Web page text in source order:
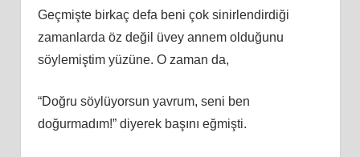
Geçmişte birkaç defa beni çok sinirlendirdiği
zamanlarda öz değil üvey annem olduğunu
söylemiştim yüzüne. O zaman da,
“Doğru söylüyorsun yavrum, seni ben
doğurmadım!” diyerek başını eğmişti.